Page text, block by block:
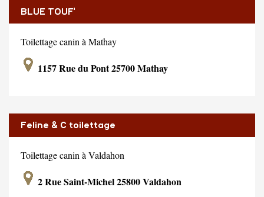
BLUE TOUF'
Toilettage canin à Mathay
1157 Rue du Pont 25700 Mathay
Feline & C toilettage
Toilettage canin à Valdahon
2 Rue Saint-Michel 25800 Valdahon